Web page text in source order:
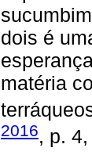
dois é
matéria
2016, p.